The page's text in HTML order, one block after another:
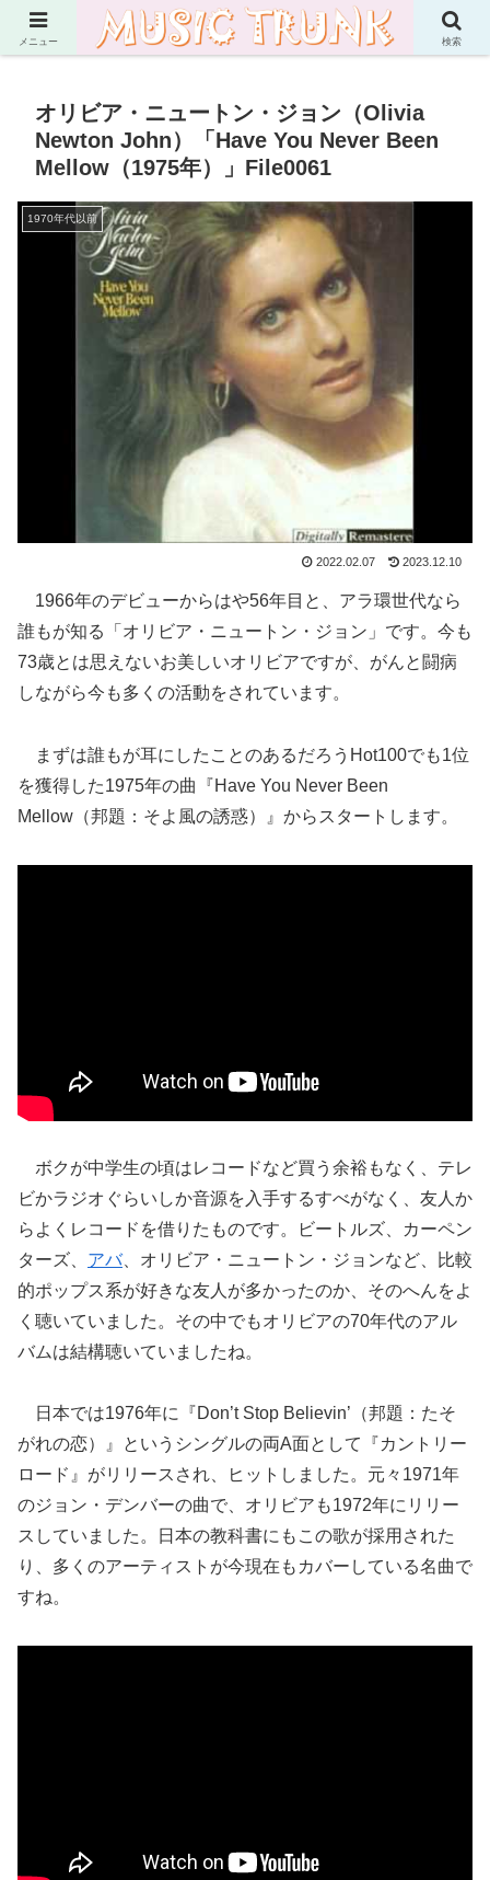
Martin's Music Essay
オリビア・ニュートン・ジョン（Olivia
Newton John）「Have You Never Been
Mellow（1975年）」File0061
1970年代以前
2022.02.07 2023.12.10
1966年のデビューからはや56年目と、アラ環世代なら
誰もが知る「オリビア・ニュートン・ジョン」です。今も
73歳とは思えないお美しいオリビアですが、がんと闘病
しながら今も多くの活動をされています。
まずは誰もが耳にしたことのあるだろうHot100でも1位
を獲得した1975年の曲『Have You Never Been
Mellow（邦題：そよ風の誘惑）』からスタートします。
ボクが中学生の頃はレコードなど買う余裕もなく、テレ
ビかラジオぐらいしか音源を入手するすべがなく、友人か
らよくレコードを借りたものです。ビートルズ、カーペン
ターズ、 アバ、オリビア・ニュートン・ジョンなど、比較
的ポップス系が好きな友人が多かったのか、そのへんをよ
く聴いていました。その中でもオリビアの70年代のアル
バムは結構聴いていましたね。
日本では1976年に『Don’t Stop Believin’（邦題：たそ
がれの恋）』というシングルの両A面として『カントリー
ロード』がリリースされ、ヒットしました。元々1971年
のジョン・デンバーの曲で、オリビアも1972年にリリー
スしていました。日本の教科書にもこの歌が採用された
り、多くのアーティストが今現在もカバーしている名曲で
すね。
メニュー 検索